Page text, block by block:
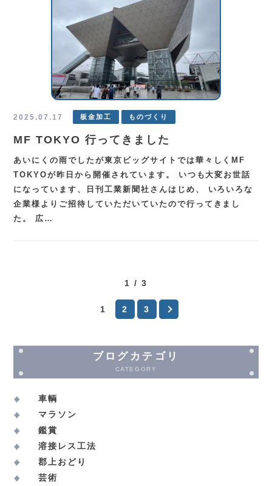
2025.07.17 板金加工 ものづくり
MF TOKYO 行ってきました
あいにくの雨でしたが東京ビッグサイトでは華々しくMF
TOKYOが昨日から開催されています。 いつも大変お世話
になっています、日刊工業新聞社さんはじめ、 いろいろな
企業様よりご招待していただいていたので行ってきまし
た。 広…
1 / 3
1 2 3
ブログカテゴリ
CATEGORY
車輌
マラソン
鑑賞
溶接レス工法
郡上おどり
芸術